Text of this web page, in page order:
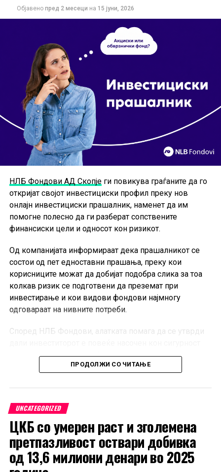
Објавено пред 2 месеци на 15 јуни, 2026
НЛБ Фондови АД Скопјеги повикува граѓаните да го
откријат својот инвестициски профил преку нов
онлајн инвестициски прашалник, наменет да им
помогне полесно да ги разберат сопствените
финансиски цели и односот кон ризикот.
Од компанијата информираат дека прашалникот се
состои од пет едноставни прашања, преку кои
корисниците можат да добијат подобра слика за тоа
колкав ризик се подготвени да преземат при
инвестирање и кои видови фондови најмногу
одговараат на нивните потреби.
Според НЛБ Фондови, алатката помага да се утврди
или е подготвен да прифати повисок ризик со цел да
оствари потенцијално поголем принос. Дополнително,
посоодветни акциски, комбинирани, обврзнички или
парични фондови.
По завршувањето на прашалникот, достапен е и
персонализиран PDF извештај со препорачан
инвестициски сооднос.
ПРОДОЛЖИ СО ЧИТАЊЕ
UNCATEGORIZED
ЦКБ со умерен раст и зголемена
претпазливост оствари добивка
од 13,6 милиони денари во 2025